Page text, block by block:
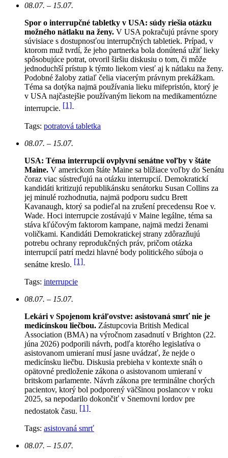
08.07. – 15.07.
Spor o interrupčné tabletky v USA: súdy riešia otázku
možného nátlaku na ženy. V USA pokračujú právne spory
súvisiace s dostupnosťou interrupčných tabletiek. Prípad, v
ktorom muž tvrdí, že jeho partnerka bola donútená užiť lieky
spôsobujúce potrat, otvoril širšiu diskusiu o tom, či môže
jednoduchší prístup k týmto liekom viesť aj k nátlaku na ženy.
Podobné žaloby zatiaľ čelia viacerým právnym prekážkam.
Téma sa dotýka najmä používania lieku mifepristón, ktorý je
v USA najčastejšie používaným liekom na medikamentózne
interrupcie. [1]
Tags: potratová tabletka
08.07. – 15.07.
USA: Téma interrupcií ovplyvní senátne voľby v štáte
Maine. V americkom štáte Maine sa blížiace voľby do Senátu
čoraz viac sústreďujú na otázku interrupcií. Demokratickí
kandidáti kritizujú republikánsku senátorku Susan Collins za
jej minulé rozhodnutia, najmä podporu sudcu Brett
Kavanaugh, ktorý sa podieľal na zrušení precedensu Roe v.
Wade. Hoci interrupcie zostávajú v Maine legálne, téma sa
stáva kľúčovým faktorom kampane, najmä medzi ženami
voličkami. Kandidáti Demokratickej strany zdôrazňujú
potrebu ochrany reprodukčných práv, pričom otázka
interrupcií patrí medzi hlavné body politického súboja o
senátne kreslo. [1]
Tags: interrupcie
08.07. – 15.07.
Lekári v Spojenom kráľovstve: asistovaná smrť nie je
medicínskou liečbou. Zástupcovia British Medical
Association (BMA) na výročnom zasadnutí v Brighton (22.
júna 2026) podporili návrh, podľa ktorého legislatíva o
asistovanom umieraní musí jasne uvádzať, že nejde o
medicínsku liečbu. Diskusia prebieha v kontexte snáh o
opätovné predloženie zákona o asistovanom umieraní v
britskom parlamente. Návrh zákona pre terminálne chorých
pacientov, ktorý bol podporený väčšinou poslancov v roku
2025, sa nepodarilo dokončiť v Snemovni lordov pre
nedostatok času. [1]
Tags: asistovaná smrť
08.07. – 15.07.